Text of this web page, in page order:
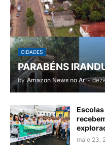
CIDADES
PARABÉNS
by Amazon News no Ar -
maio 23,